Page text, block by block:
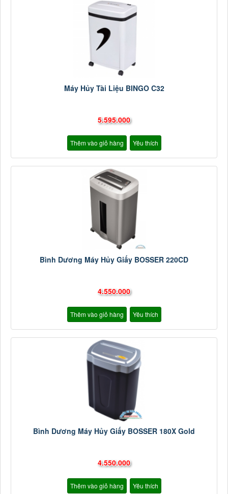
Máy Hủy Tài Liệu BINGO C32
5.595.000
Thêm vào giỏ hàng Yêu thích
Bình Dương Máy Hủy Giấy BOSSER 220CD
4.550.000
Thêm vào giỏ hàng Yêu thích
Bình Dương Máy Hủy Giấy BOSSER 180X Gold
4.550.000
Thêm vào giỏ hàng Yêu thích